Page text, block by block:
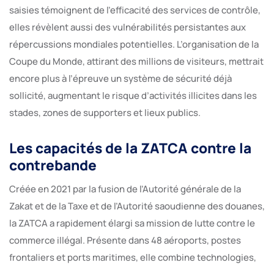
saisies témoignent de l’efficacité des services de contrôle,
elles révèlent aussi des vulnérabilités persistantes aux
répercussions mondiales potentielles. L’organisation de la
Coupe du Monde, attirant des millions de visiteurs, mettrait
encore plus à l’épreuve un système de sécurité déjà
sollicité, augmentant le risque d’activités illicites dans les
stades, zones de supporters et lieux publics.
Les capacités de la ZATCA contre la
contrebande
Créée en 2021 par la fusion de l’Autorité générale de la
Zakat et de la Taxe et de l’Autorité saoudienne des douanes,
la ZATCA a rapidement élargi sa mission de lutte contre le
commerce illégal. Présente dans 48 aéroports, postes
frontaliers et ports maritimes, elle combine technologies,